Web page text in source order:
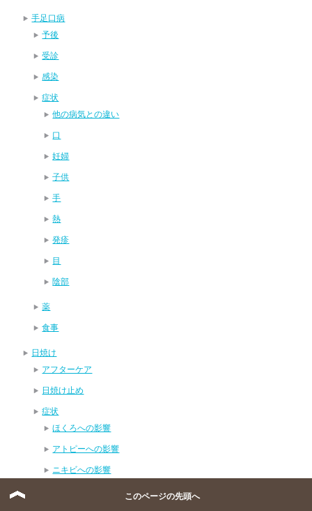
手足口病
予後
受診
感染
症状
他の病気との違い
口
妊婦
子供
手
熱
発疹
目
陰部
薬
食事
日焼け
アフターケア
日焼け止め
症状
ほくろへの影響
アトピーへの影響
ニキビへの影響
このページの先頭へ